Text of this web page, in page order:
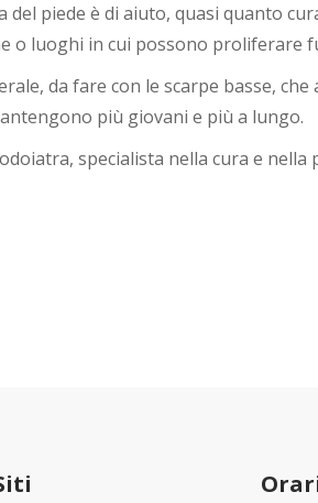
piede è di aiuto, quasi quanto
o luoghi in cui possono proliferare
da fare con le scarpe basse,
più giovani e più a lungo.
specialista nella cura e nella